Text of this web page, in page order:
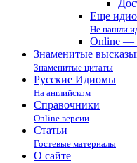
Еще
Не нашли
Online —
Знаменитые
Знаменитые цитаты
Русские Идиомы
На английском
Справочники
Online версии
Статьи
Гостевые материалы
О сайте